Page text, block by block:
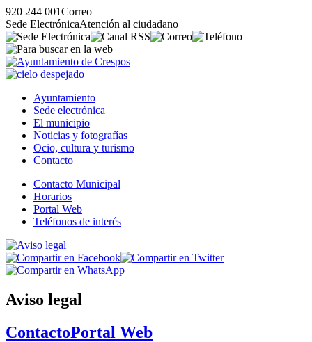
920 244 001Correo
Sede ElectrónicaAtención al ciudadano
Ayuntamiento
Sede electrónica
El municipio
Noticias y fotografías
Ocio, cultura y turismo
Contacto
Contacto Municipal
Horarios
Portal Web
Teléfonos de interés
Aviso legal
ContactoPortal Web